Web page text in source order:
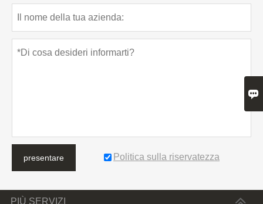
presentare Politica sulla riservatezza
PIÙ SERVIZI
